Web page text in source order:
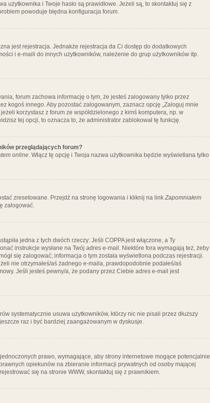
użytkownika i Twoje hasło są prawidłowe. Jeżeli są, to skontaktuj się z
powoduje błędna konfiguracja forum.
jest rejestracja. Jednakże rejestracja da Ci dostęp do dodatkowych
i e-maili do innych użytkowników, należenie do grup użytkowników itp.
forum zachowa informację o tym, że jesteś zalogowany tylko przez
kogoś innego. Aby pozostać zalogowanym, zaznacz opcję „Zaloguj mnie
korzystasz z forum ze współdzielonego z kimś komputera, np. w
tej opcji, to oznacza to, że administrator zablokował tę funkcję.
przeglądających forum?
online. Włącz tę opcję i Twoja nazwa użytkownika będzie wyświetlana tylko
zresetowane. Przejdź na stronę logowania i kliknij na link Zapomniałem
zalogować.
jedna z tych dwóch rzeczy: Jeśli COPPA jest włączone, a Ty
instrukcje wysłane na Twój adres e-mail. Niektóre fora wymagają też, żeby
się zalogować; informacja o tym została wyświetlona podczas rejestracji.
nie otrzymałeś/aś żadnego e-maila, prawdopodobnie podałeś/aś
Jeśli jesteś pewny/a, że podany przez Ciebie adres e-mail jest
systematycznie usuwa użytkowników, którzy nic nie pisali przez dłuższy
raz i być bardziej zaangażowanym w dyskusje.
prawo, wymagające, aby strony internetowe mogące potencjalnie
opiekunów na zbieranie informacji prywatnych od osoby mającej
się na stronie WWW, skontaktuj się z prawnikiem.